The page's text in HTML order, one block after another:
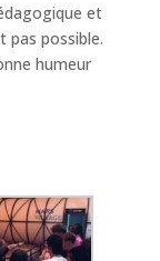
et
pas possible.
humeur